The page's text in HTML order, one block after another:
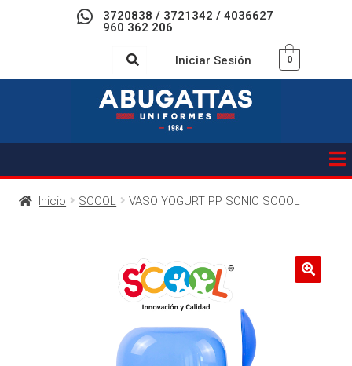
3720838 / 3721342 / 4036627
960 362 206
Iniciar Sesión 0
Inicio SCOOL VASO YOGURT PP SONIC SCOOL